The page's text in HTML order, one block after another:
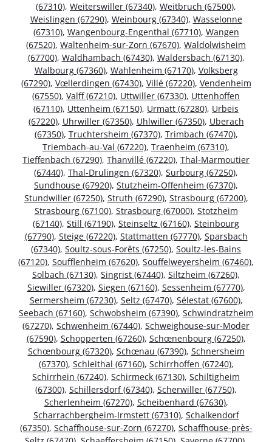
(67310), Weiterswiller (67340), Weitbruch (67500),
Weislingen (67290), Weinbourg (67340), Wasselonne
(67310), Wangenbourg-Engenthal (67710), Wangen
(67520), Waltenheim-sur-Zorn (67670), Waldolwisheim
(67700), Waldhambach (67430), Waldersbach (67130),
Walbourg (67360), Wahlenheim (67170), Volksberg
(67290), Vœllerdingen (67430), Villé (67220), Vendenheim
(67550), Valff (67210), Uttwiller (67330), Uttenhoffen
(67110), Uttenheim (67150), Urmatt (67280), Urbeis
(67220), Uhrwiller (67350), Uhlwiller (67350), Uberach
(67350), Truchtersheim (67370), Trimbach (67470),
Triembach-au-Val (67220), Traenheim (67310),
Tieffenbach (67290), Thanvillé (67220), Thal-Marmoutier
(67440), Thal-Drulingen (67320), Surbourg (67250),
Sundhouse (67920), Stutzheim-Offenheim (67370),
Stundwiller (67250), Struth (67290), Strasbourg (67200),
Strasbourg (67100), Strasbourg (67000), Stotzheim
(67140), Still (67190), Steinseltz (67160), Steinbourg
(67790), Steige (67220), Stattmatten (67770), Sparsbach
(67340), Soultz-sous-Forêts (67250), Soultz-les-Bains
(67120), Soufflenheim (67620), Souffelweyersheim (67460),
Solbach (67130), Singrist (67440), Siltzheim (67260),
Siewiller (67320), Siegen (67160), Sessenheim (67770),
Sermersheim (67230), Seltz (67470), Sélestat (67600),
Seebach (67160), Schwobsheim (67390), Schwindratzheim
(67270), Schwenheim (67440), Schweighouse-sur-Moder
(67590), Schopperten (67260), Schœnenbourg (67250),
Schœnbourg (67320), Schœnau (67390), Schnersheim
(67370), Schleithal (67160), Schirrhoffen (67240),
Schirrhein (67240), Schirmeck (67130), Schiltigheim
(67300), Schillersdorf (67340), Scherwiller (67750),
Scherlenheim (67270), Scheibenhard (67630),
Scharrachbergheim-Irmstett (67310), Schalkendorf
(67350), Schaffhouse-sur-Zorn (67270), Schaffhouse-près-